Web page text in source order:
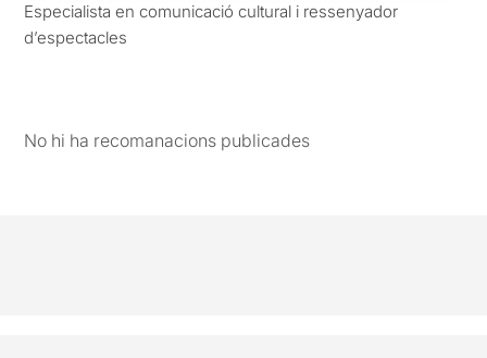
Especialista en comunicació cultural i ressenyador
d’espectacles
No hi ha recomanacions publicades